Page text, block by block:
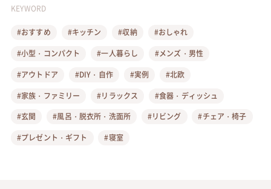
KEYWORD
#おすすめ #キッチン #収納
#おしゃれ
#小型・コンパクト
#一人暮らし
#メンズ・男性
#アウトドア
#DIY・自作 #実例
#北欧
#家族・ファミリー
#リラックス
#食器・ディッシュ
#玄関
#風呂・脱衣所・洗面所 #リビング
#チェア・椅子
#プレゼント・ギフト
#寝室